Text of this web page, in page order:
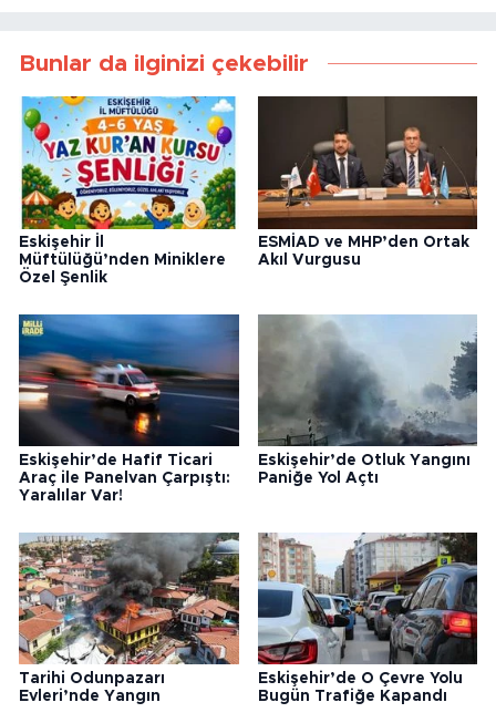
Bunlar da ilginizi çekebilir
Eskişehir İl
Müftülüğü’nden Miniklere
Özel Şenlik
ESMİAD ve MHP’den Ortak
Akıl Vurgusu
Eskişehir’de Hafif Ticari
Araç ile Panelvan Çarpıştı:
Yaralılar Var!
Eskişehir’de Otluk Yangını
Paniğe Yol Açtı
Tarihi Odunpazarı
Evleri’nde Yangın
Eskişehir’de O Çevre Yolu
Bugün Trafiğe Kapandı